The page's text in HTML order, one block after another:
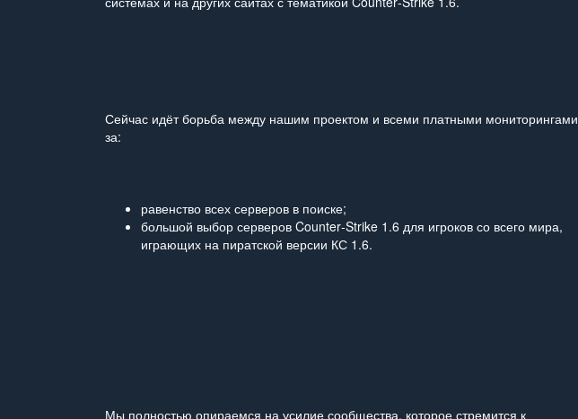
Сейчас идёт борьба между нашим проектом и всеми платными мониторингами
за:
равенство всех серверов в поиске;
большой выбор серверов Counter‑Strike 1.6 для игроков со всего мира,
играющих на пиратской версии КС 1.6.
Мы полностью опираемся на усилие сообщества, которое стремится к